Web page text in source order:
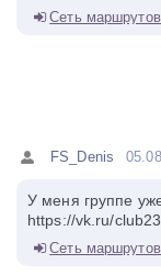
Сеть
FS_Denis
У меня группе
https://vk.ru/
Сеть